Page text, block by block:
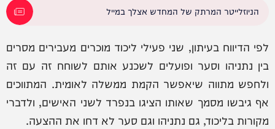
הניוזלייטר המרתק של המחדש אצלך במייל
לפי הדיווח בעיתון, שני פעילי ליכוד מוכרים מעבירים מסרים
בין נתניהו וסער ופועלים לשכנע אותם לשוחח זה עם זה
ולחפש מתווה שיאפשר הקמת ממשלה לאומית. המתווכים
אף גיבשו מסמך שאותו הציגו בנפרד לשני האישים, ולדברי
מקורות בליכוד, גם נתניהו וגם סער לא דחו את ההצעה.